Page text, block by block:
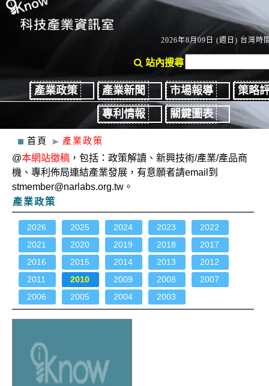
2026年8月09日 (週日) 台灣時
站內搜尋
產業政策 產業新聞 市場報導
策略
專利情報
關鍵圖表
首頁 產業政策
@本網站徵稿 ，包括：政策解讀、新興技術/產業/產品商
機、專利佈局連結產業發展，有意願者請email到
stmember@narlabs.org.tw。
產業政策
2026 2025 2024 2023
2022
2021
2020 2019 2018
2017
2016
2015 2014 2013
2012
2011
2010 2009 2008
2007
2006
2005 2004 2003